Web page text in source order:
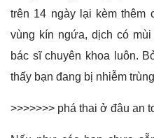
trên 14 ngày lại kèm thêm
vùng kín ngứa, dịch có
bác sĩ chuyên khoa luôn.
thấy bạn đang bị nhiễm
>>>>>>> phá thai ở đâu an